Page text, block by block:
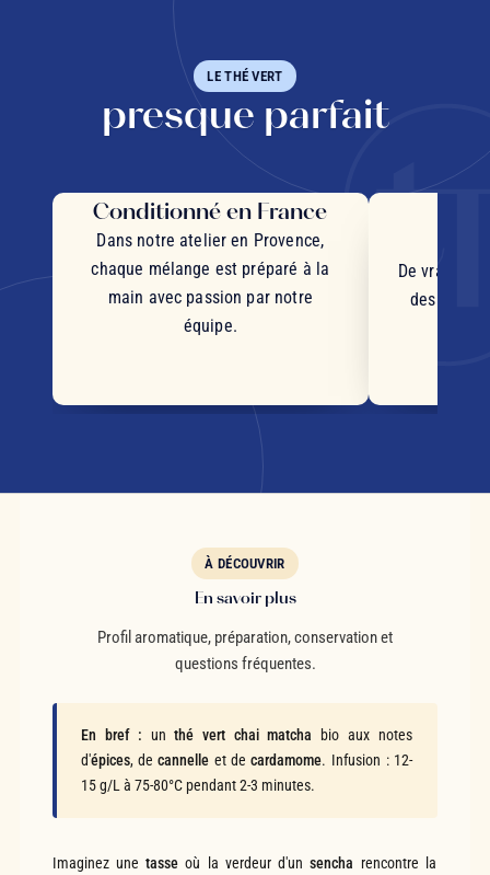
LE THÉ VERT
presque parfait
Conditionné en France
Dans notre atelier en Provence,
chaque mélange est préparé à la
main avec passion par notre
équipe.
De vrais
des
À DÉCOUVRIR
En savoir plus
Profil aromatique, préparation, conservation et
questions fréquentes.
En bref : unthé vert chai matcha bio aux notes
d'épices, decannelle et decardamome. Infusion : 12-
15 g/L à 75-80°C pendant 2-3 minutes.
Imaginez unetasse où la verdeur d'unsencha rencontre la